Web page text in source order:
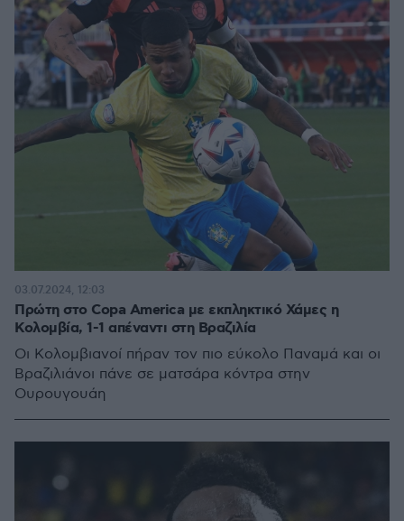
Πρώτη στο Copa America με εκπληκτικό Χάμες η
Κολομβία, 1-1 απέναντι στη Βραζιλία
Οι Κολομβιανοί πήραν τον πιο εύκολο Παναμά και οι
Βραζιλιάνοι πάνε σε ματσάρα κόντρα στην
Ουρουγουάη
03.07.2024, 12:03